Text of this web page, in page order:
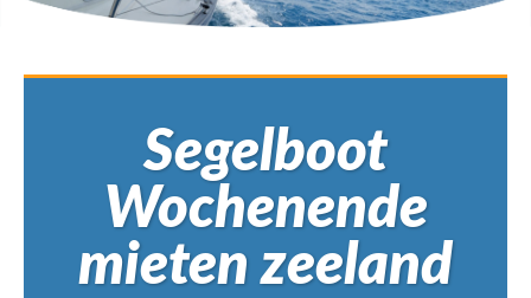
Segelboot
Wochenende
mieten zeeland